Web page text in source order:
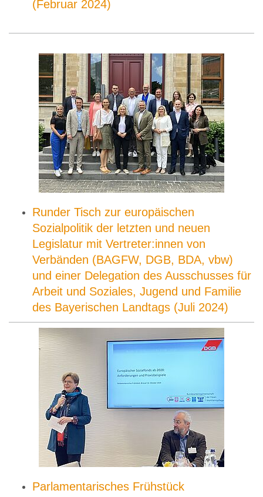
(Februar 2024)
Runder Tisch zur europäischen
Sozialpolitik der letzten und neuen
Legislatur mit Vertreter:innen von
Verbänden (BAGFW, DGB, BDA, vbw)
und einer Delegation des Ausschusses für
Arbeit und Soziales, Jugend und Familie
des Bayerischen Landtags (Juli 2024)
Parlamentarisches Frühstück